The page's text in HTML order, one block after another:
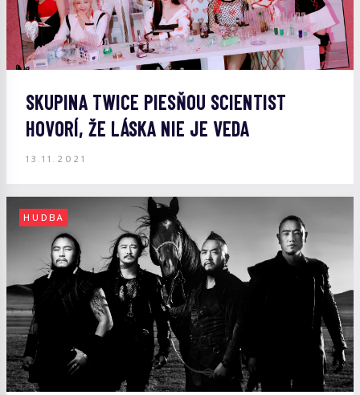
SKUPINA TWICE PIESŇOU SCIENTIST
HOVORÍ, ŽE LÁSKA NIE JE VEDA
13.11.2021
HUDBA